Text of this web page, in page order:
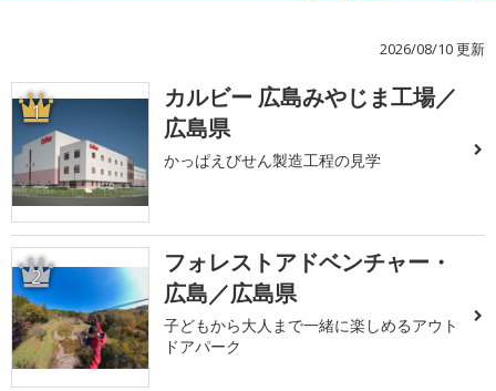
2026/08/10 更新
1
カルビー 広島みやじま工場／
広島県
かっぱえびせん製造工程の見学
2
フォレストアドベンチャー・
広島／広島県
子どもから大人まで一緒に楽しめるアウト
ドアパーク